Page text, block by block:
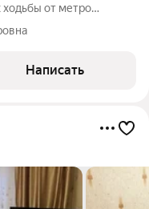
от метро
техника и мебель
кондиционеры в
Написать